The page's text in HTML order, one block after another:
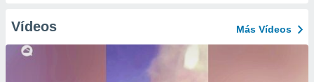
Vídeos Más Vídeos